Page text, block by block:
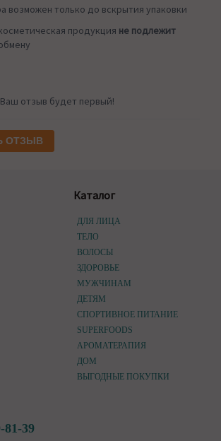
возможен только до вскрытия упаковки
продукция не подлежит
отзыв будет первый!
ОТЗЫВ
Каталог
ДЛЯ ЛИЦА
ТЕЛО
ВОЛОСЫ
ЗДОРОВЬЕ
МУЖЧИНАМ
ДЕТЯМ
СПОРТИВНОЕ ПИТАНИЕ
SUPERFOODS
АРОМАТЕРАПИЯ
ДОМ
ВЫГОДНЫЕ ПОКУПКИ
81-39